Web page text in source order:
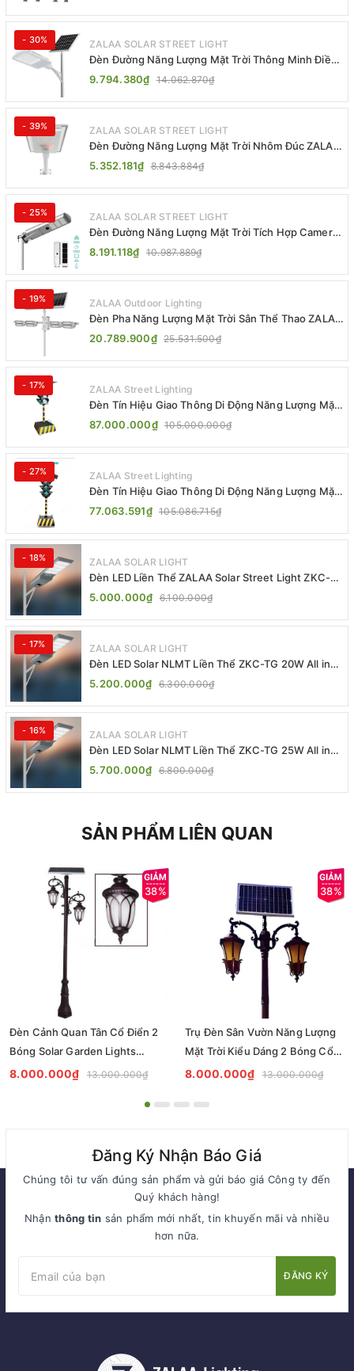
- 30% ZALAA SOLAR STREET LIGHT
Đèn Đường Năng Lượng Mặt Trời Thông Minh Điều
Khiển MPPT ZL-GMX01 ZALAA
9.794.380₫ 14.062.870₫
- 39% ZALAA SOLAR STREET LIGHT
Đèn Đường Năng Lượng Mặt Trời Nhôm Đúc ZALAA
ZL-BWH Cao Cấp IP65
5.352.181₫ 8.843.884₫
- 25% ZALAA SOLAR STREET LIGHT
Đèn Đường Năng Lượng Mặt Trời Tích Hợp Camera
ZALAA ZL-BJ04-CCTV (80W, IP65)
8.191.118₫ 10.987.889₫
- 19% ZALAA Outdoor Lighting
Đèn Pha Năng Lượng Mặt Trời Sân Thể Thao ZALAA
Jsc Chống Nước IP65 Cao Cấp
20.789.900₫ 25.531.500₫
- 17% ZALAA Street Lighting
Đèn Tín Hiệu Giao Thông Di Động Năng Lượng Mặt
Trời ZALAA ZL-300A-D
87.000.000₫ 105.000.000₫
- 27% ZALAA Street Lighting
Đèn Tín Hiệu Giao Thông Di Động Năng Lượng Mặt
Trời ZALAA ZL-409300C
77.063.591₫ 105.086.715₫
- 18% ZALAA SOLAR LIGHT
Đèn LED Liền Thể ZALAA Solar Street Light ZKC-
TG 20W 25W 30W All In One
5.000.000₫ 6.100.000₫
- 17% ZALAA SOLAR LIGHT
Đèn LED Solar NLMT Liền Thể ZKC-TG 20W All in
One | ZALAA Street Light
5.200.000₫ 6.300.000₫
- 16% ZALAA SOLAR LIGHT
Đèn LED Solar NLMT Liền Thể ZKC-TG 25W All in
One | ZALAA Street Light
5.700.000₫ 6.800.000₫
SẢN PHẨM LIÊN QUAN
38%
Đèn Cảnh Quan Tân Cổ Điển 2
Bóng Solar Garden Lights
ZALAA OEM ZSCV-004
8.000.000₫ 13.000.000₫
38%
Trụ Đèn Sân Vườn Năng Lượng
Mặt Trời Kiểu Dáng 2 Bóng Cổ
Điển ZALAA OEM ZSCV-003
8.000.000₫ 13.000.000₫
Đăng Ký Nhận Báo Giá
Chúng tôi tư vấn đúng sản phẩm và gửi báo giá Công ty đến
Quý khách hàng!
Nhậnthông tin sản phẩm mới nhất, tin khuyến mãi và nhiều
hơn nữa.
ĐĂNG KÝ